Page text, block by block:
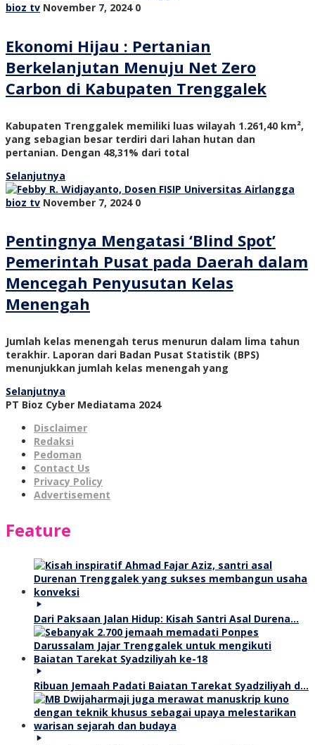
bioz tv November 7, 2024 0
Ekonomi Hijau : Pertanian
Berkelanjutan Menuju Net Zero
Carbon di Kabupaten Trenggalek
Kabupaten Trenggalek memiliki luas wilayah 1.261,40 km²,
yang sebagian besar terdiri dari lahan hutan dan
pertanian. Dengan 48,31% dari total
Selanjutnya
bioz tv November 7, 2024 0
Pentingnya Mengatasi ‘Blind Spot’
Pemerintah Pusat pada Daerah dalam
Mencegah Penyusutan Kelas
Menengah
Jumlah kelas menengah terus menurun dalam lima tahun
terakhir. Laporan dari Badan Pusat Statistik (BPS)
menunjukkan jumlah kelas menengah yang
Selanjutnya
PT Bioz Cyber Mediatama 2024
Disclaimer
Redaksi
Pedoman
Contact Us
Privacy Policy
Advertisement
Feature
Dari Paksaan Jalan Hidup: Kisah Santri Asal Durena…
Ribuan Jemaah Padati Baiatan Tarekat Syadziliyah d…